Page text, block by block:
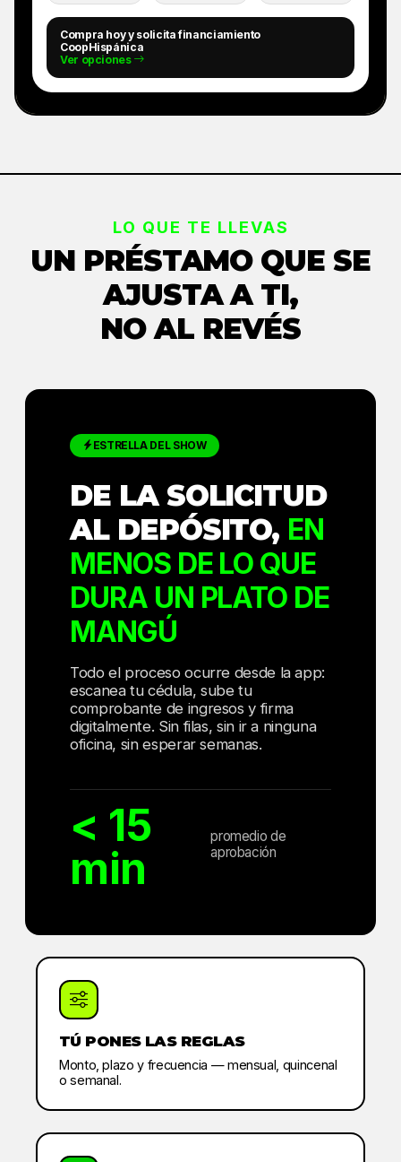
Compra hoy y solicita financiamiento
CoopHispánica
Ver opciones
LO QUE TE LLEVAS
UN PRÉSTAMO QUE SE
AJUSTA A TI,
NO AL REVÉS
ESTRELLA DEL SHOW
DE LA SOLICITUD
AL DEPÓSITO, EN
MENOS DE LO QUE
DURA UN PLATO DE
MANGÚ
Todo el proceso ocurre desde la app:
escanea tu cédula, sube tu
comprobante de ingresos y firma
digitalmente. Sin filas, sin ir a ninguna
oficina, sin esperar semanas.
< 15
min
promedio de
aprobación
TÚ PONES LAS REGLAS
Monto, plazo y frecuencia — mensual, quincenal
o semanal.